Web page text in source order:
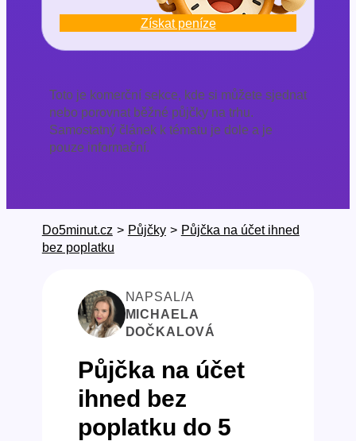
Získat peníze
Toto je komerční sekce, kde si můžete sjednat
nebo porovnat běžné půjčky na trhu.
Samostatný článek k tématu je dole a je
pouze informační.
Do5minut.cz > Půjčky > Půjčka na účet ihned
bez poplatku
NAPSAL/A
MICHAELA
DOČKALOVÁ
Půjčka na účet
ihned bez
poplatku do 5